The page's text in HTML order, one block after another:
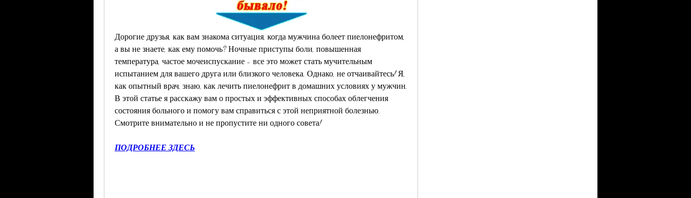
Дорогие друзья, как вам знакома ситуация, когда мужчина болеет пиелонефритом,
а вы не знаете, как ему помочь? Ночные приступы боли, повышенная
температура, частое мочеиспускание - все это может стать мучительным
испытанием для вашего друга или близкого человека. Однако, не отчаивайтесь! Я,
как опытный врач, знаю, как лечить пиелонефрит в домашних условиях у мужчин.
В этой статье я расскажу вам о простых и эффективных способах облегчения
состояния больного и помогу вам справиться с этой неприятной болезнью.
Смотрите внимательно и не пропустите ни одного совета!
ПОДРОБНЕЕ ЗДЕСЬ